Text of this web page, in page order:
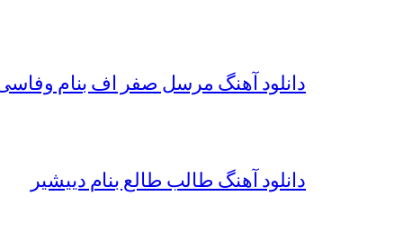
دانلود آهنگ مرسل صفر اف بنام
دانلود آهنگ طالب طالع بنام دییشیر